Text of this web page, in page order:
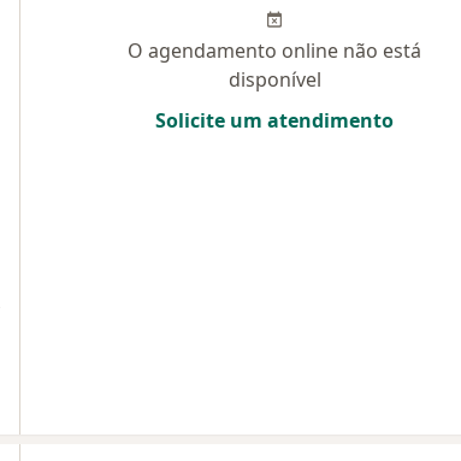
O agendamento online não está
disponível
Solicite um atendimento